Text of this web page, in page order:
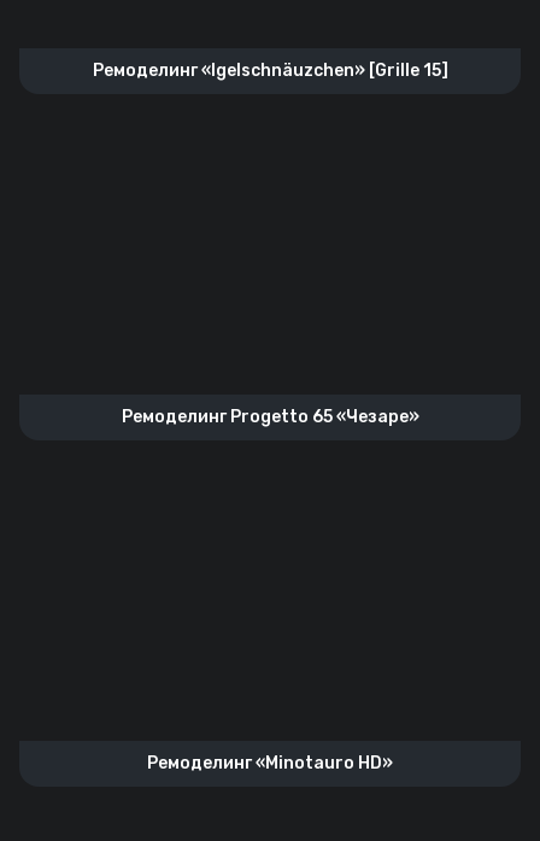
Ремоделинг «Igelschnäuzchen» [Grille 15]
Ремоделинг Progetto 65 «Чезаре»
Ремоделинг «Minotauro HD»